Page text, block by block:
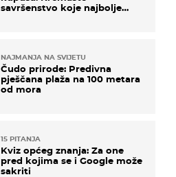
savršenstvo koje najbolje
NAJMANJA NA SVIJETU
Čudo prirode: Predivna
pješčana plaža na 100 metara
od mora
15 PITANJA
Kviz općeg znanja: Za one
pred kojima se i Google može
sakriti